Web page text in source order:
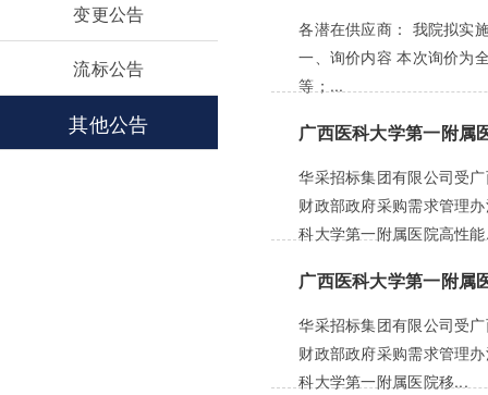
变更公告
流标公告
其他公告
各潜在供应商： 我院拟实
一、询价内容 本次询价为
等；...
广西医科大学第一附属
华采招标集团有限公司受
财政部政府采购需求管理
科大学第一附属医院高性
广西医科大学第一附属
华采招标集团有限公司受
财政部政府采购需求管理
科大学第一附属医院移...